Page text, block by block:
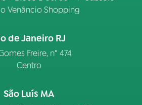
Venâncio Shopping
de Janeiro RJ
Freire, n° 474
Centro
São Luís MA